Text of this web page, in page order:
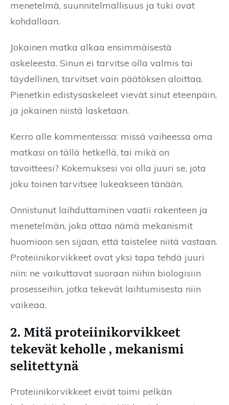
menetelmä, suunnitelmallisuus ja tuki ovat
kohdallaan.
Jokainen matka alkaa ensimmäisestä
askeleesta. Sinun ei tarvitse olla valmis tai
täydellinen, tarvitset vain päätöksen aloittaa.
Pienetkin edistysaskeleet vievät sinut eteenpäin,
ja jokainen niistä lasketaan.
Kerro alle kommenteissa: missä vaiheessa oma
matkasi on tällä hetkellä, tai mikä on
tavoitteesi? Kokemuksesi voi olla juuri se, jota
joku toinen tarvitsee lukeakseen tänään.
Onnistunut laihduttaminen vaatii rakenteen ja
menetelmän, joka ottaa nämä mekanismit
huomioon sen sijaan, että taistelee niitä vastaan.
Proteiinikorvikkeet ovat yksi tapa tehdä juuri
niin: ne vaikuttavat suoraan niihin biologisiin
prosesseihin, jotka tekevät laihtumisesta niin
vaikeaa.
2. Mitä proteiinikorvikkeet
tekevät keholle , mekanismi
selitettynä
Proteiinikorvikkeet eivät toimi pelkän